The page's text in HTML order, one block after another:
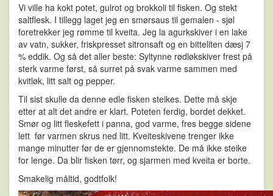
Vi ville ha kokt potet, gulrot og brokkoli til fisken. Og stekt
saltflesk. I tillegg laget jeg en smørsaus til gemalen - sjøl
foretrekker jeg rømme til kveita. Jeg la agurkskiver i en lake
av vatn, sukker, friskpresset sitronsaft og en bitteliten dæsj 7
% eddik. Og så det aller beste: Syltynne rødløkskiver frest på
sterk varme først, så surret på svak varme sammen med
kvitløk, litt salt og pepper.
Til sist skulle da denne edle fisken steikes. Dette må skje
etter at alt det andre er klart. Poteten ferdig, bordet dekket.
Smør og litt fleskefett i panna, god varme, fres begge sidene
lett før varmen skrus ned litt. Kveiteskivene trenger ikke
mange minutter før de er gjennomstekte. De må ikke steike
for lenge. Da blir fisken tørr, og sjarmen med kveita er borte.
Smakelig måltid, godtfolk!